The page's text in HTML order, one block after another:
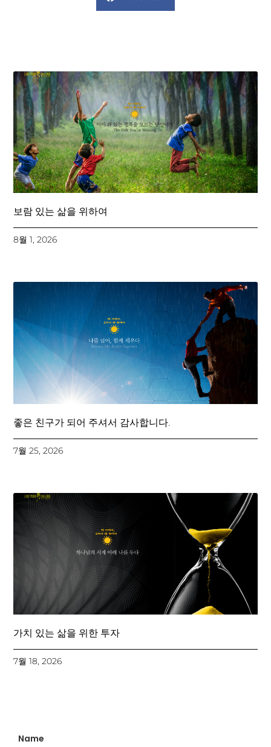
보람 있는 삶을 위하여
8월 1, 2026
좋은 친구가 되어 주셔서 감사합니다.
7월 25, 2026
가치 있는 삶을 위한 투자
7월 18, 2026
Name